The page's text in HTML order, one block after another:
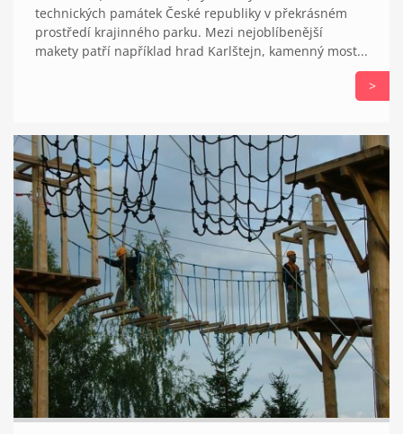
technických památek České republiky v překrásném
prostředí krajinného parku. Mezi nejoblíbenější
makety patří například hrad Karlštejn, kamenný most...
>